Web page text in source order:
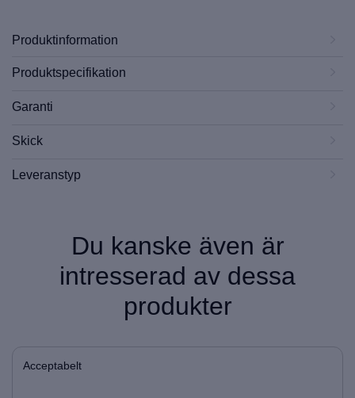
Produktinformation
Produktspecifikation
Garanti
Skick
Leveranstyp
Du kanske även är
intresserad av dessa
produkter
Acceptabelt